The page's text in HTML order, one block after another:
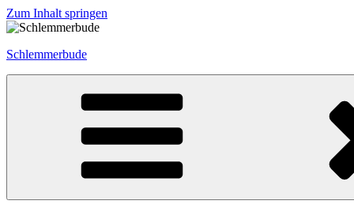
Zum Inhalt springen
Schlemmerbude